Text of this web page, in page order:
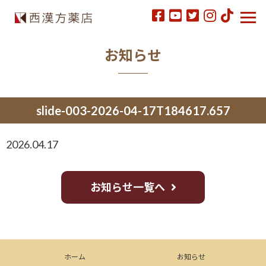
お知らせ
slide-003-2026-04-17T184617.657
2026.04.17
お知らせ一覧へ
ホーム お知らせ